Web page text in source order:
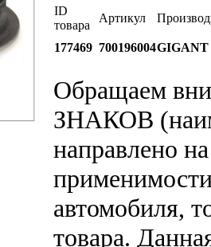
ID
товара
Артикул
177469 700196004GIGANT
Обращаем
ЗНАКОВ
направлено
автомобиля,
товара.